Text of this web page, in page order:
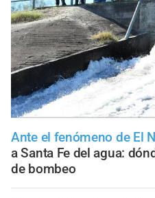
Ante el fenómeno de El
a Santa Fe del agua:
de bombeo